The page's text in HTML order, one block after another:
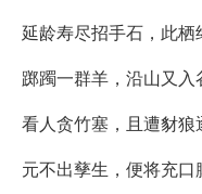
延龄寿尽招手石，此栖
踯躅一群羊，沿山又入
看人贪竹塞，且遭豺狼
元不出孳生，便将充口